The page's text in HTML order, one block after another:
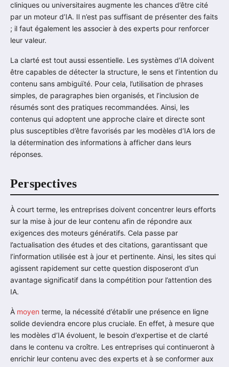
cliniques ou universitaires augmente les chances d’être cité
par un moteur d’IA. Il n’est pas suffisant de présenter des faits
; il faut également les associer à des experts pour renforcer
leur valeur.
La clarté est tout aussi essentielle. Les systèmes d’IA doivent
être capables de détecter la structure, le sens et l’intention du
contenu sans ambiguïté. Pour cela, l’utilisation de phrases
simples, de paragraphes bien organisés, et l’inclusion de
résumés sont des pratiques recommandées. Ainsi, les
contenus qui adoptent une approche claire et directe sont
plus susceptibles d’être favorisés par les modèles d’IA lors de
la détermination des informations à afficher dans leurs
réponses.
Perspectives
À court terme, les entreprises doivent concentrer leurs efforts
sur la mise à jour de leur contenu afin de répondre aux
exigences des moteurs génératifs. Cela passe par
l’actualisation des études et des citations, garantissant que
l’information utilisée est à jour et pertinente. Ainsi, les sites qui
agissent rapidement sur cette question disposeront d’un
avantage significatif dans la compétition pour l’attention des
IA.
À moyen terme, la nécessité d’établir une présence en ligne
solide deviendra encore plus cruciale. En effet, à mesure que
les modèles d’IA évoluent, le besoin d’expertise et de clarté
dans le contenu va croître. Les entreprises qui continueront à
enrichir leur contenu avec des experts et à se conformer aux